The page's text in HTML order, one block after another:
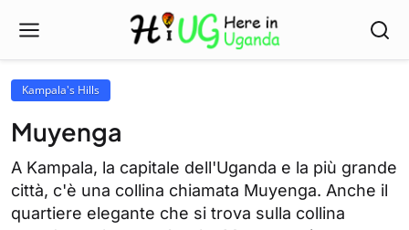
Kampala's Hills
Muyenga
A Kampala, la capitale dell'Uganda e la più grande
città, c'è una collina chiamata Muyenga. Anche il
quartiere elegante che si trova sulla collina